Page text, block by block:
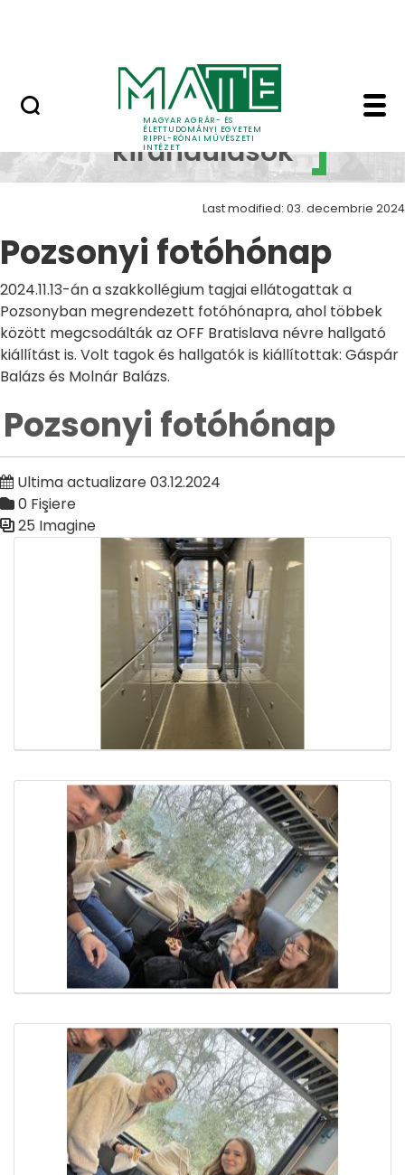
MAGYAR AGRÁR- ÉS
ÉLETTUDOMÁNYI EGYETEM
RIPPL-RÓNAI MŰVÉSZETI
INTÉZET
Pozsonyi fotóhónap
Szakmai
kirándulások
Last modified: 03. decembrie 2024
Pozsonyi fotóhónap
2024.11.13-án a szakkollégium tagjai ellátogattak a
Pozsonyban megrendezett fotóhónapra, ahol többek
között megcsodálták az OFF Bratislava névre hallgató
kiállítást is. Volt tagok és hallgatók is kiállítottak: Gáspár
Balázs és Molnár Balázs.
Pozsonyi fotóhónap
Ultima actualizare 03.12.2024
0 Fişiere
25 Imagine